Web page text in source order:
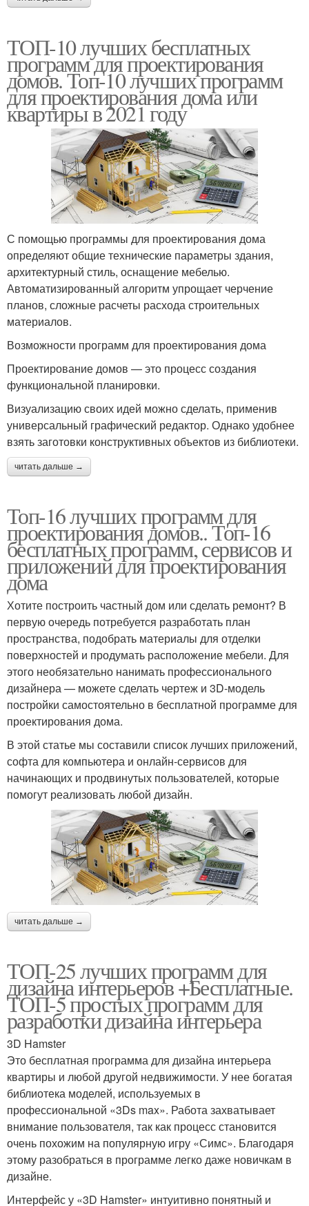
ТОП-10 лучших бесплатных
программ для проектирования
домов. Топ-10 лучших программ
для проектирования дома или
квартиры в 2021 году
С помощью программы для проектирования дома
определяют общие технические параметры здания,
архитектурный стиль, оснащение мебелью.
Автоматизированный алгоритм упрощает черчение
планов, сложные расчеты расхода строительных
материалов.
Возможности программ для проектирования дома
Проектирование домов — это процесс создания
функциональной планировки.
Визуализацию своих идей можно сделать, применив
универсальный графический редактор. Однако удобнее
взять заготовки конструктивных объектов из библиотеки.
читать дальше →
Топ-16 лучших программ для
проектирования домов.. Топ-16
бесплатных программ, сервисов и
приложений для проектирования
дома
Хотите построить частный дом или сделать ремонт? В
первую очередь потребуется разработать план
пространства, подобрать материалы для отделки
поверхностей и продумать расположение мебели. Для
этого необязательно нанимать профессионального
дизайнера — можете сделать чертеж и 3D-модель
постройки самостоятельно в бесплатной программе для
проектирования дома.
В этой статье мы составили список лучших приложений,
софта для компьютера и онлайн-сервисов для
начинающих и продвинутых пользователей, которые
помогут реализовать любой дизайн.
читать дальше →
ТОП-25 лучших программ для
дизайна интерьеров +Бесплатные.
ТОП-5 простых программ для
разработки дизайна интерьера
3D Hamster
Это бесплатная программа для дизайна интерьера
квартиры и любой другой недвижимости. У нее богатая
библиотека моделей, используемых в
профессиональной «3Ds max». Работа захватывает
внимание пользователя, так как процесс становится
очень похожим на популярную игру «Симс». Благодаря
этому разобраться в программе легко даже новичкам в
дизайне.
Интерфейс у «3D Hamster» интуитивно понятный и